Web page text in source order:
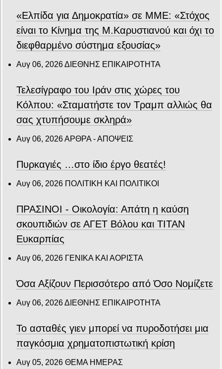
«Ελπίδα για Δημοκρατία» σε ΜΜΕ: «Στόχος
είναι το Κίνημα της Μ.Καρυστιανού και όχι το
διεφθαρμένο σύστημα εξουσίας»
Αυγ 06, 2026ΔΙΕΘΝΗΣ ΕΠΙΚΑΙΡΟΤΗΤΑ
Τελεσίγραφο του Ιράν στις χώρες του
Κόλπου: «Σταματήστε τον Τραμπ αλλιώς θα
σας χτυπήσουμε σκληρά»
Αυγ 06, 2026ΑΡΘΡΑ - ΑΠΟΨΕΙΣ
Πυρκαγιές …στο ίδιο έργο θεατές!
Αυγ 06, 2026 ΠΟΛΙΤΙΚΗ ΚΑΙ ΠΟΛΙΤΙΚΟΙ
ΠΡΑΣΙΝΟΙ - Οικολογία: Απάτη η καύση
σκουπιδιών σε ΑΓΕΤ Βόλου και ΤΙΤΑΝ
Ευκαρπίας
Αυγ 06, 2026 ΓΕΝΙΚΑ ΚΑΙ ΑΟΡΙΣΤΑ
Όσα Αξίζουν Περισσότερο από Όσο Νομίζετε
Αυγ 06, 2026ΔΙΕΘΝΗΣ ΕΠΙΚΑΙΡΟΤΗΤΑ
Το ασταθές γιεν μπορεί να πυροδοτήσει μια
παγκόσμια χρηματοπιστωτική κρίση
Αυγ 05, 2026 ΘΕΜΑ ΗΜΕΡΑΣ